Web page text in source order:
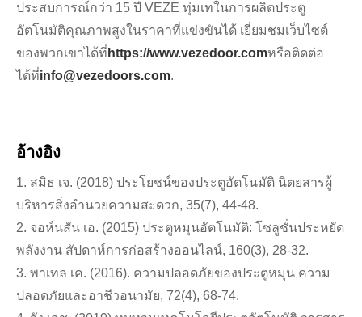
ประสบการณ์กว่า 15 ปี VEZE ทุ่มเทในการผลิตประตู
อัตโนมัติคุณภาพสูงในราคาที่แข่งขันได้ เยี่ยมชมเว็บไซต์
ของพวกเขาได้ที่ https://www.vezedoor.comหรือติดต่อ
ได้ที่info@vezedoors.com.
อ้างอิง
1. สมิธ เจ. (2018) ประโยชน์ของประตูอัตโนมัติ นิตยสารผู้
บริหารสิ่งอำนวยความสะดวก, 35(7), 44-48.
2. จอห์นสัน เอ. (2015) ประตูหมุนอัตโนมัติ: โซลูชั่นประหยัด
พลังงาน สัปดาห์การก่อสร้างออนไลน์, 160(3), 28-32.
3. พาเทล เค. (2016). ความปลอดภัยของประตูหมุน ความ
ปลอดภัยและอาชีวอนามัย, 72(4), 68-74.